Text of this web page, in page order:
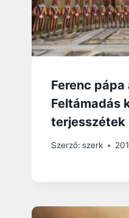
Ferenc pápa
Feltámadás
terjesszétek
Szerző: szerk